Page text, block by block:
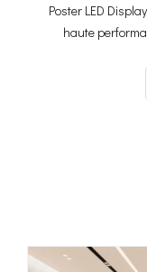
Poster LED
haute
locations